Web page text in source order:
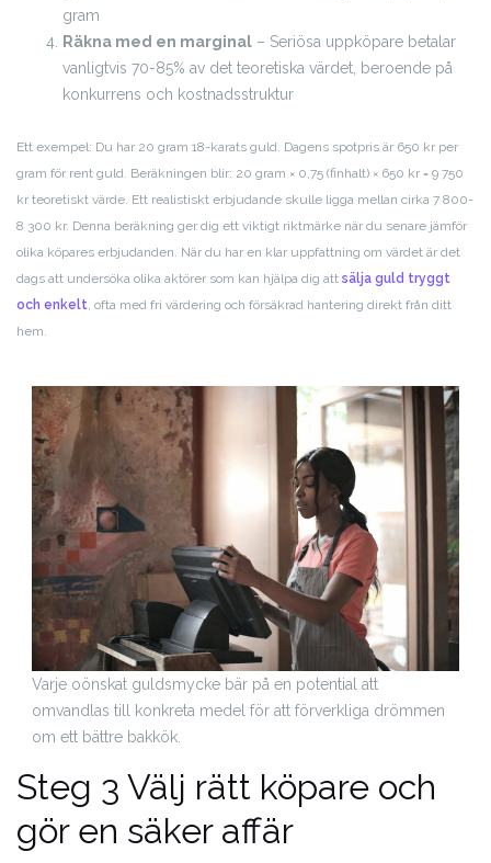
gram
Räkna med en marginal – Seriösa uppköpare betalar
vanligtvis 70-85% av det teoretiska värdet, beroende på
konkurrens och kostnadsstruktur
Ett exempel: Du har 20 gram 18-karats guld. Dagens spotpris är 650 kr per
gram för rent guld. Beräkningen blir: 20 gram × 0,75 (finhalt) × 650 kr = 9 750
kr teoretiskt värde. Ett realistiskt erbjudande skulle ligga mellan cirka 7 800-
8 300 kr. Denna beräkning ger dig ett viktigt riktmärke när du senare jämför
olika köpares erbjudanden. När du har en klar uppfattning om värdet är det
dags att undersöka olika aktörer som kan hjälpa dig att sälja guld tryggt
och enkelt, ofta med fri värdering och försäkrad hantering direkt från ditt
hem.
Varje oönskat guldsmycke bär på en potential att
omvandlas till konkreta medel för att förverkliga drömmen
om ett bättre bakkök.
Steg 3 Välj rätt köpare och
gör en säker affär